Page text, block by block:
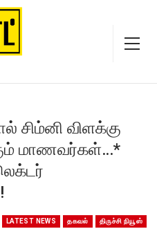
சிம்னி விளக்கு
மாணவர்கள்…*
LATEST NEWS தகவல் திருச்சி நியூஸ்